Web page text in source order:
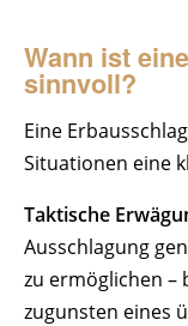
Wann ist
sinnvoll?
Eine
Situationen eine
Taktische
Ausschlagung
zu ermöglichen –
zugunsten eines